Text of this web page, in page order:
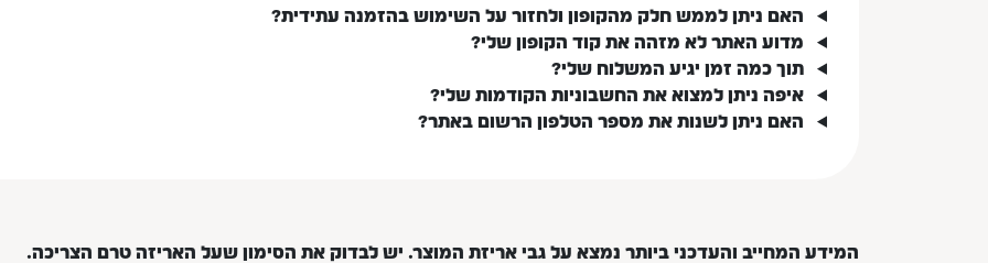
האם ניתן לממש חלק מהקופון ולחזור על השימוש בהזמנה עתידית?
מדוע האתר לא מזהה את קוד הקופון שלי?
תוך כמה זמן יגיע המשלוח שלי?
איפה ניתן למצוא את החשבוניות הקודמות שלי?
האם ניתן לשנות את מספר הטלפון הרשום באתר?
המידע המחייב והעדכני ביותר נמצא על גבי אריזת המוצר. יש לבדוק את הסימון שעל האריזה טרם הצריכה.